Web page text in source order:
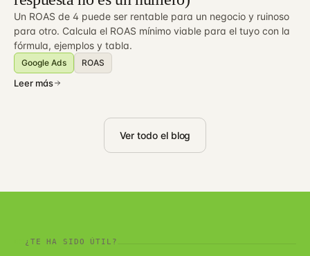
Un ROAS de 4 puede ser rentable para un negocio y ruinoso
para otro. Calcula el ROAS mínimo viable para el tuyo con la
fórmula, ejemplos y tabla.
Google Ads ROAS
Leer más
Ver todo el blog
¿TE HA SIDO ÚTIL?